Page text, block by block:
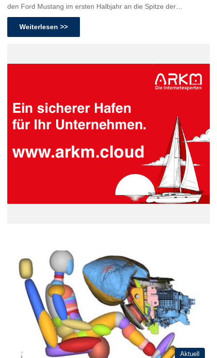
den Ford Mustang im ersten Halbjahr an die Spitze der…
Weiterlesen >>
Aktuell